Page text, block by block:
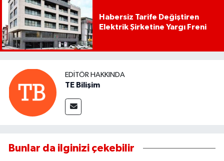
Habersiz Tarife Değiştiren
Elektrik Şirketine Yargı Freni
EDITÖR HAKKINDA
TE Bilişim
Bunlar da ilginizi çekebilir